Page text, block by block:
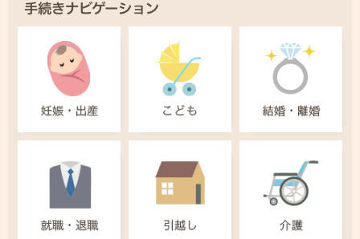
手続きナビゲーション